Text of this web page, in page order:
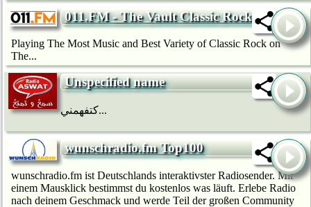
011.FM - The Vault Classic Rock
Playing The Most Music and Best Variety of Classic Rock on
The...
Unspecified name
كتفهمني...
wunschradio.fm Top100
wunschradio.fm ist Deutschlands interaktivster Radiosender. Mit
einem Mausklick bestimmst du kostenlos was läuft. Erlebe Radio
nach deinem Geschmack und werde Teil der großen Community